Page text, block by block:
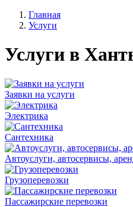
Главная
Услуги
Услуги в
Заявки на услуги
Электрика
Сантехника
Автоуслуги, автосервисы,
Грузоперевозки
Пассажирские перевозки